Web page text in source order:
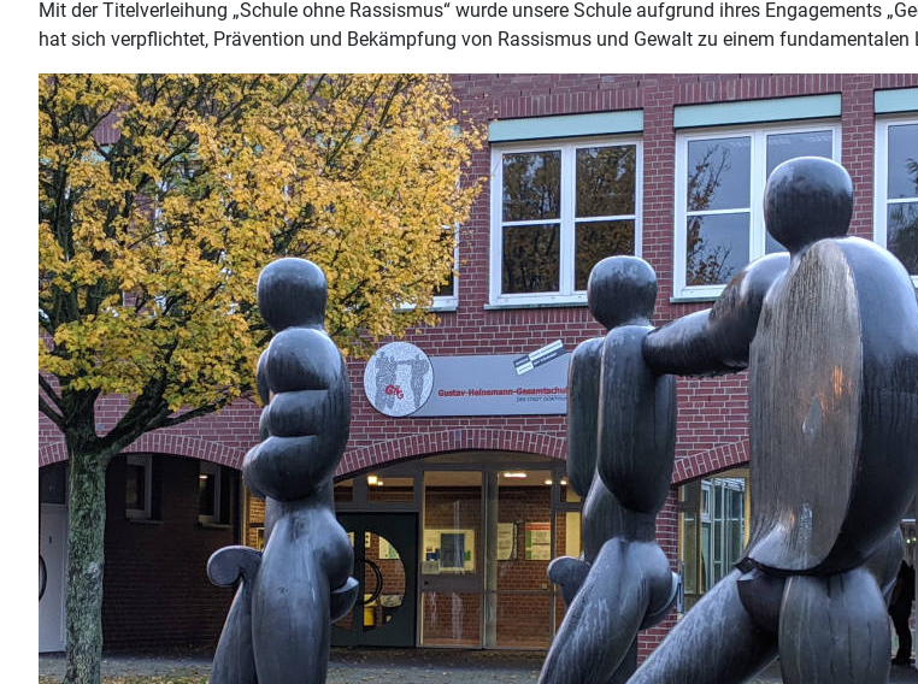
Mit der Titelverleihung „Schule ohne Rassismus“ wurde unsere Schule aufgrund ihres Engagements
hat sich verpflichtet, Prävention und Bekämpfung von Rassismus und Gewalt zu einem fundamentalen